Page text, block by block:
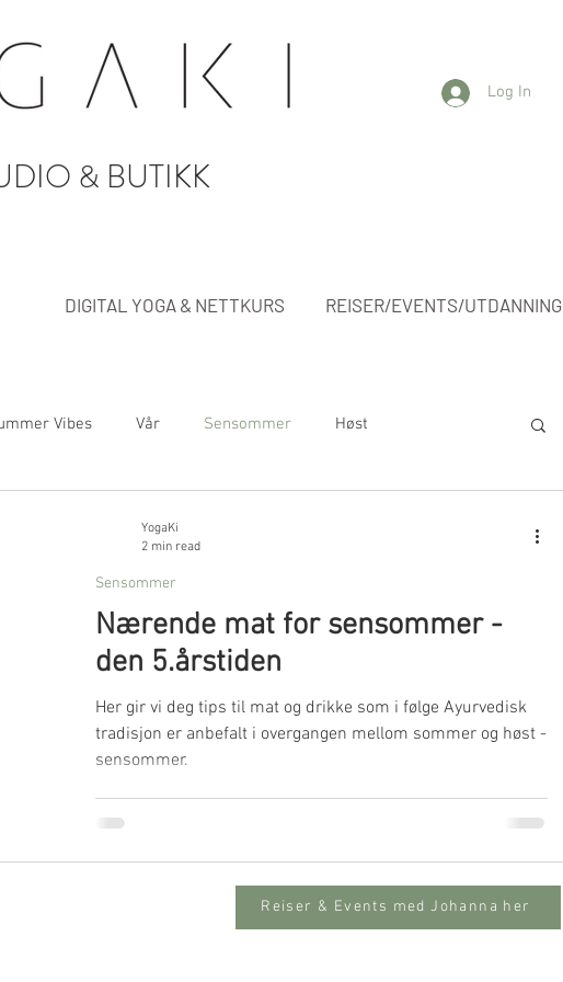
Log In
& BUTIKK
DIGITAL YOGA & NETTKURS REISER/EVENTS/UTDANNING
Vibes Vår Sensommer Høst
Nærende mat for sensommer -
den 5.årstiden
Her gir vi deg tips til mat og drikke som i følge Ayurvedisk
tradisjon er anbefalt i overgangen mellom sommer og høst -
sensommer.
Sensommer
YogaKi
2 min read
Reiser & Events med Johanna her